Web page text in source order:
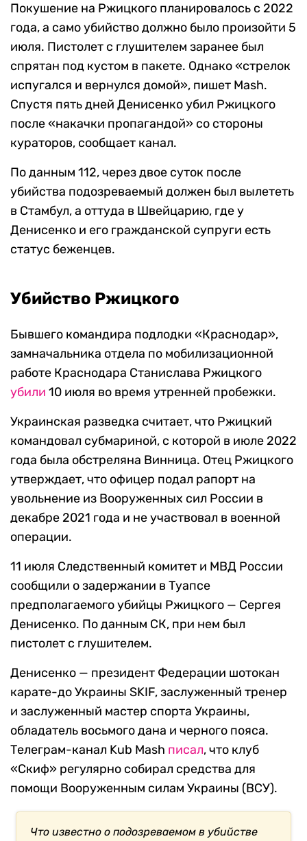
Покушение на Ржицкого планировалось с 2022
года, а само убийство должно было произойти 5
июля. Пистолет с глушителем заранее был
спрятан под кустом в пакете. Однако«стрелок
испугался и вернулся домой», пишет Mash.
Спустя пять дней Денисенко убил Ржицкого
после «накачки пропагандой» со стороны
кураторов, сообщает канал.
По данным 112, через двое суток после
убийства подозреваемый должен был вылететь
в Стамбул, а оттуда в Швейцарию, где у
Денисенко и его гражданской супруги есть
статус беженцев.
Убийство Ржицкого
Бывшего командира подлодки «Краснодар»,
замначальника отдела по мобилизационной
работе Краснодара Станислава Ржицкого
убили 10 июля во время утренней пробежки.
Украинская разведка считает, что Ржицкий
командовал субмариной, с которой в июле 2022
года была обстреляна Винница. Отец Ржицкого
утверждает, что офицер подал рапорт на
увольнение из Вооруженных сил России в
декабре 2021 года и не участвовал в военной
операции.
11 июля Следственный комитет и МВД России
сообщили о задержании в Туапсе
предполагаемого убийцы Ржицкого — Сергея
Денисенко. По данным СК, при нем был
пистолет с глушителем.
Денисенко — президент Федерации шотокан
карате-до Украины SKIF, заслуженный тренер
и заслуженный мастер спорта Украины,
обладатель восьмого дана и черного пояса.
Телеграм-канал Kub Mash писал, что клуб
«Скиф» регулярно собирал средства для
помощи Вооруженным силам Украины (ВСУ).
Что известно о подозреваемом в убийстве